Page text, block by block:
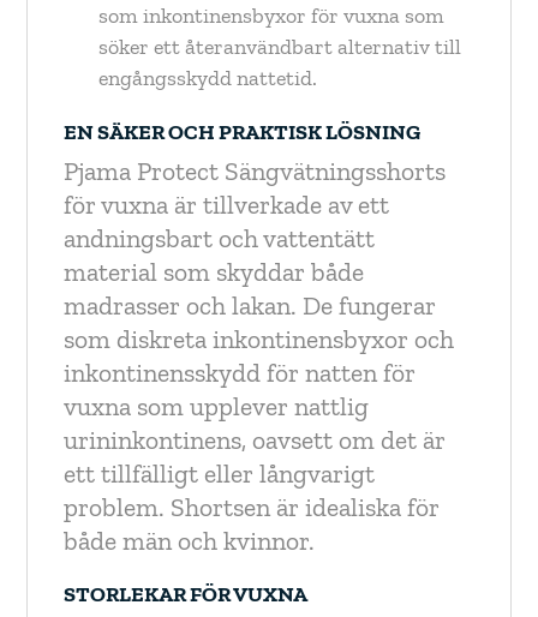
som inkontinensbyxor för vuxna som
söker ett återanvändbart alternativ till
engångsskydd nattetid.
EN SÄKER OCH PRAKTISK LÖSNING
Pjama Protect Sängvätningsshorts
för vuxna är tillverkade av ett
andningsbart och vattentätt
material som skyddar både
madrasser och lakan. De fungerar
som diskreta inkontinensbyxor och
inkontinensskydd för natten för
vuxna som upplever nattlig
urininkontinens, oavsett om det är
ett tillfälligt eller långvarigt
problem. Shortsen är idealiska för
både män och kvinnor.
STORLEKAR FÖR VUXNA